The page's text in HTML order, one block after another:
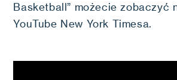
Basketball” możecie zobaczyć
YouTube New York Timesa.